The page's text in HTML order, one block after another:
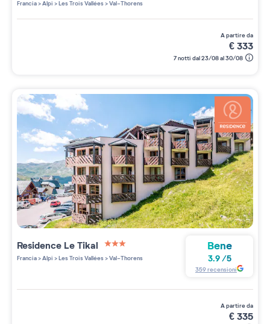
Francia>Alpi >Les Trois Vallées>Val-Thorens
a partire da
€333
7 notti dal 23/08 al 30/08
Residence Le Tikal
3 étoiles sur 5
Francia>Alpi >Les Trois Vallées>Val-Thorens
Bene
3.9 /5
359recensioni
a partire da
€335